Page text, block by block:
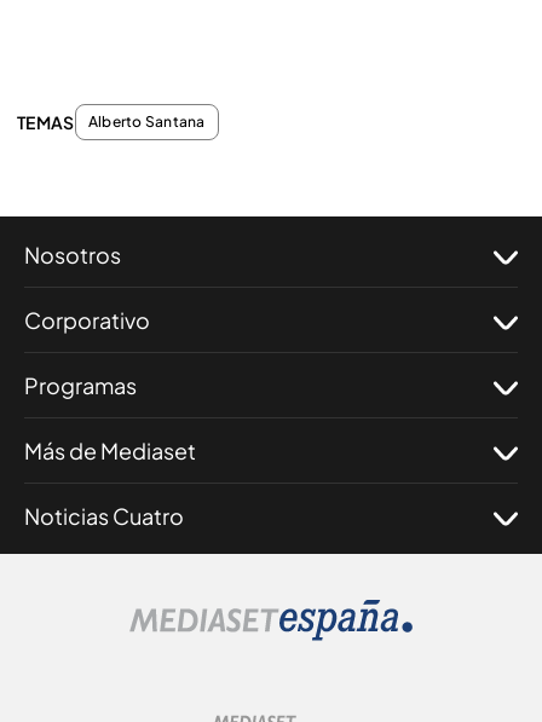
TEMAS Alberto Santana
Nosotros
Corporativo
Programas
Más de Mediaset
Noticias Cuatro